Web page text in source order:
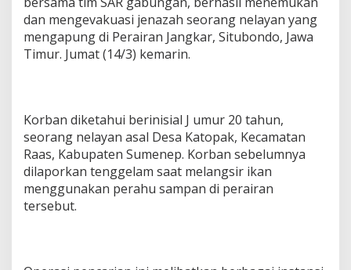
dan mengevakuasi jenazah seorang nelayan yang
mengapung di Perairan Jangkar, Situbondo, Jawa
Timur. Jumat (14/3) kemarin.
Korban diketahui berinisial J umur 20 tahun,
seorang nelayan asal Desa Katopak, Kecamatan
Raas, Kabupaten Sumenep. Korban sebelumnya
dilaporkan tenggelam saat melangsir ikan
menggunakan perahu sampan di perairan
tersebut.